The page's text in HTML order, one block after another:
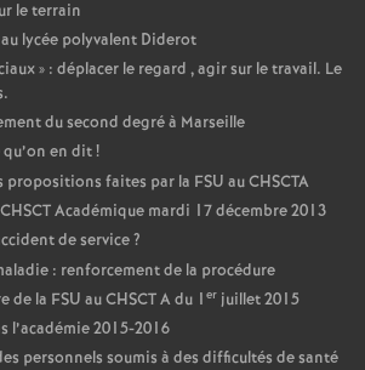
le terrain
lycée polyvalent Diderot
» : déplacer le regard , agir sur le travail. Le
du second degré à Marseille
qu’on en dit!
propositions faites par la FSU au CHSCTA
Académique mardi 17 décembre 2013
de service?
: renforcement de la procédure
la FSU au CHSCT A du 1 er juillet 2015
l’académie 2015-2016
personnels soumis à des difficultés de santé